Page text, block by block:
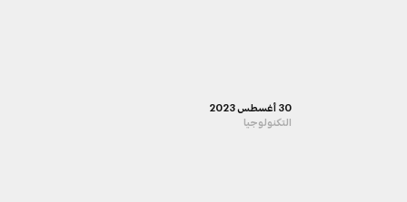
30 أغسطس 2023
التكنولوجيا